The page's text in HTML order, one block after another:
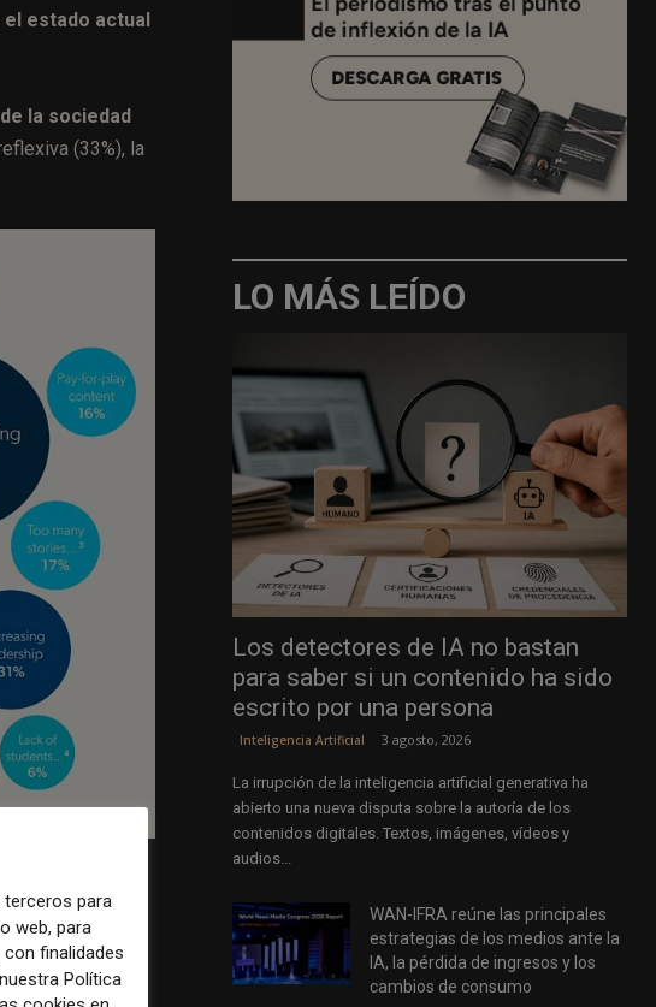
estado actual
la sociedad
(33%), la
22% ha
Para
LO MÁS LEÍDO
Los detectores de IA no bastan
para saber si un contenido ha sido
escrito por una persona
Inteligencia Artificial 3 agosto, 2026
La irrupción de la inteligencia artificial generativa ha
abierto una nueva disputa sobre la autoría de los
contenidos digitales. Textos, imágenes, vídeos y
audios...
WAN-IFRA reúne las principales
estrategias de los medios ante la
IA, la pérdida de ingresos y los
cambios de consumo
para
web, para
finalidades
Política